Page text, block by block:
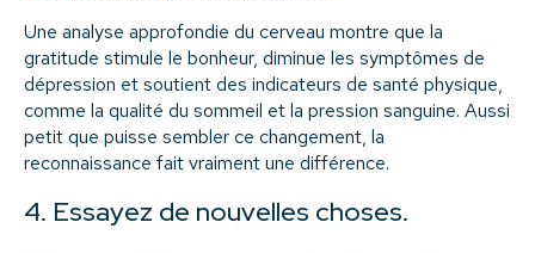
Une analyse approfondie du cerveau montre que la
gratitude stimule le bonheur, diminue les symptômes de
dépression et soutient des indicateurs de santé physique,
comme la qualité du sommeil et la pression sanguine. Aussi
petit que puisse sembler ce changement, la
reconnaissance fait vraiment une différence.
4. Essayez de nouvelles choses.